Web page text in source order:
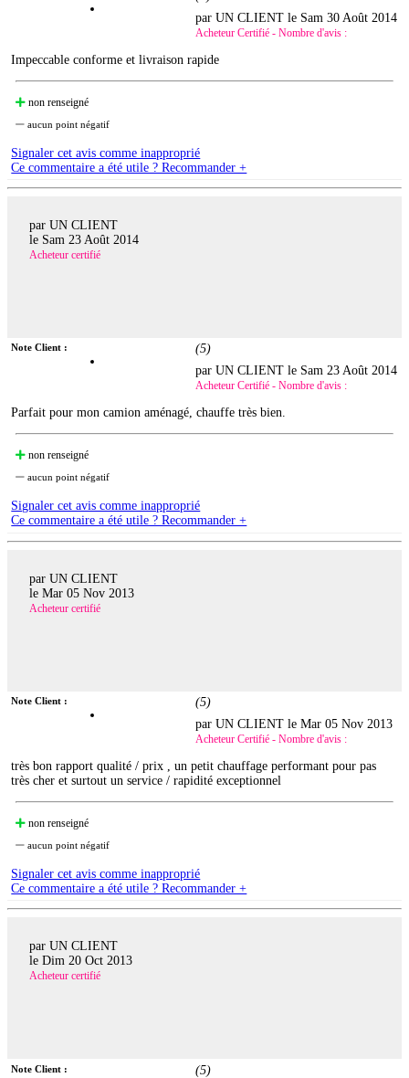
par UN CLIENT le Sam 30 Août 2014
Acheteur Certifié - Nombre d'avis :
Impeccable conforme et livraison rapide
non renseigné
aucun point négatif
Signaler cet avis comme inapproprié
Ce commentaire a été utile ? Recommander +
par UN CLIENT
le Sam 23 Août 2014
Acheteur certifié
Note Client : (5)
par UN CLIENT le Sam 23 Août 2014
Acheteur Certifié - Nombre d'avis :
Parfait pour mon camion aménagé, chauffe très bien.
non renseigné
aucun point négatif
Signaler cet avis comme inapproprié
Ce commentaire a été utile ? Recommander +
par UN CLIENT
le Mar 05 Nov 2013
Acheteur certifié
Note Client : (5)
par UN CLIENT leMar 05 Nov 2013
Acheteur Certifié - Nombre d'avis :
très bon rapport qualité / prix , un petit chauffage performant pour pas
très cher et surtout un service / rapidité exceptionnel
non renseigné
aucun point négatif
Signaler cet avis comme inapproprié
Ce commentaire a été utile ? Recommander +
par UN CLIENT
le Dim 20 Oct 2013
Acheteur certifié
Note Client : (5)